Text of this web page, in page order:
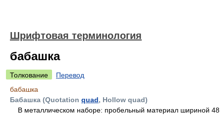
Шрифтовая терминология
бабашка
Толкование
Перевод
бабашка
Бабашка (Quotation quad, Hollow quad)
В металлическом наборе: пробельный материал шириной 48